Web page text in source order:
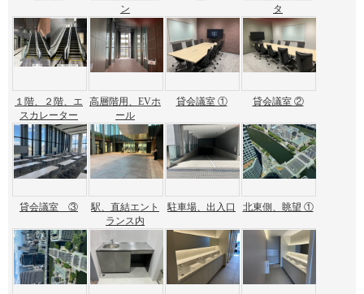
ン
タ
１階、２階、エ
スカレーター
高層階用、EVホ
ール
貸会議室 ① 貸会議室 ②
貸会議室 ③
駅、直結エント
ランス内
駐車場、出入口 北東側、眺望 ①